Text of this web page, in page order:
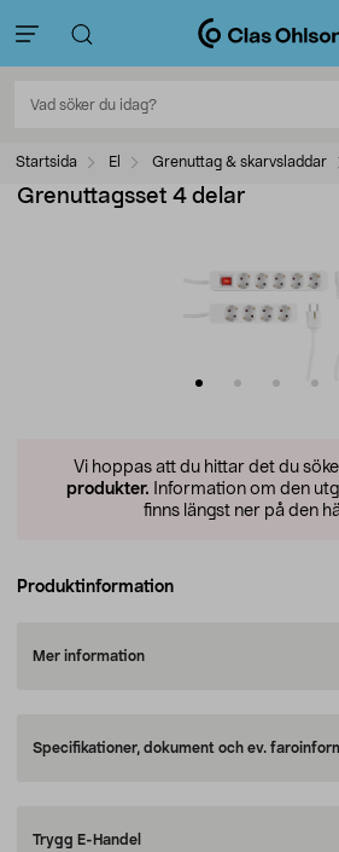
Startsida El Grenuttag & skarvsladdar
Grenuttagsset 4 delar
Vi hoppas att du hittar det du
produkter. Information om den
finns längst ner på den
Produktinformation
Mer information
Specifikationer, dokument och ev.
Trygg E-Handel